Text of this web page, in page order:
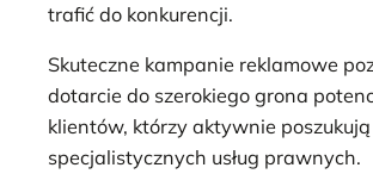
trafić do konkurencji.
Skuteczne kampanie reklamowe
dotarcie do szerokiego grona
klientów, którzy aktywnie poszukują
specjalistycznych usług prawnych.